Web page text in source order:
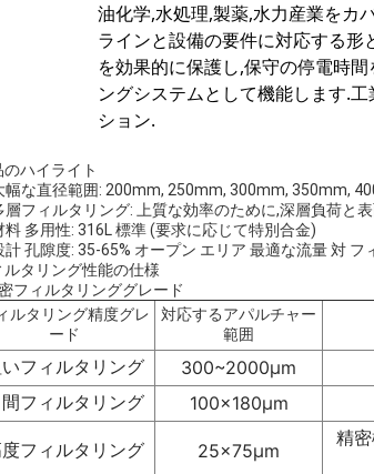
油化学,水処理,製薬,水力産業をカ
ラインと設備の要件に対応する
を効果的に保護し,保守の停電時
ングシステムとして機能します.
ション.
のハイライト
な直径範囲: 200mm, 250mm, 300mm, 350mm,
フィルタリング: 上質な効率のために,深層負荷と
多用性: 316L 標準 (要求に応じて特別合金)
孔隙度: 35-65% オープン エリア 最適な流量 対 フ
ルタリング性能の仕様
フィルタリンググレード
ルタリング精度グレ
ード
対応するアパルチャー
範囲
フィルタリング 300~2000μm
フィルタリング
100×180μm
フィルタリング 25×75μm
精